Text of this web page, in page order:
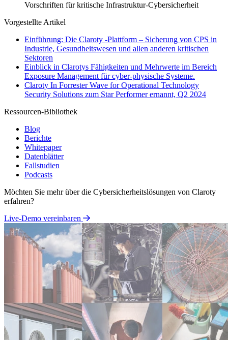
Vorschriften fürkritische Infrastruktur-Cybersicherheit
Vorgestellte Artikel
Einführung: Die Claroty -Plattform – Sicherung von CPS in
Industrie, Gesundheitswesen und allen anderen kritischen
Sektoren
Einblick in Clarotys Fähigkeiten und Mehrwerte im Bereich
Exposure Management für cyber-physische Systeme.
Claroty In Forrester Wave for Operational Technology
Security Solutions zum Star Performer ernannt, Q2 2024
Ressourcen-Bibliothek
Blog
Berichte
Whitepaper
Datenblätter
Fallstudien
Podcasts
Möchten Sie mehr über die Cybersicherheitslösungen von Claroty
erfahren?
Live-Demo vereinbaren